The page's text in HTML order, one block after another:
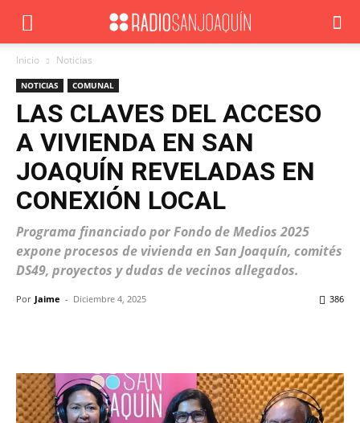
Inicio Noticias
NOTICIAS COMUNAL
LAS CLAVES DEL ACCESO
A VIVIENDA EN SAN
JOAQUÍN REVELADAS EN
CONEXIÓN LOCAL
Programa financiado por Fondo de Medios 2025
expone procesos de vivienda en San Joaquín, comités
DS49, proyectos y dudas de vecinos allegados.
Por Jaime - Diciembre 4, 2025 386